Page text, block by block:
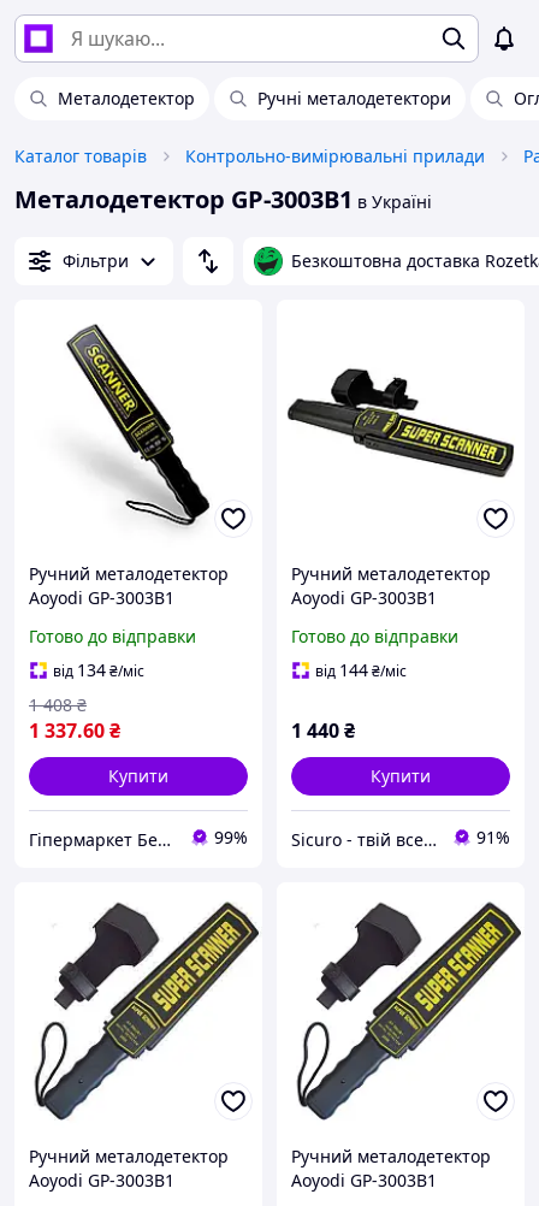
Металодетектор Ручні металодетектори
Каталог товарів Контрольно-вимірювальні прилади
Металодетектор GP-3003B1 в Україні
Фільтри Безкоштовна доставка
Ручний металодетектор
Aoyodi GP-3003B1
Готово до відправки
від 134₴/міс
1 337.60₴
1 408 ₴
Купити
Гіпермаркет Безпеки Bezpeka-SHOP 99%
Ручний металодетектор
Aoyodi GP-3003B1
Готово до відправки
від 144₴/міс
1 440₴
Купити
Sicuro - твій всесвіт комфорту та безпеки 91%
Ручний металодетектор
Aoyodi GP-3003B1
Ручний металодетектор
Aoyodi GP-3003B1